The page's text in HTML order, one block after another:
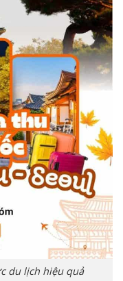
du lịch hiệu quả